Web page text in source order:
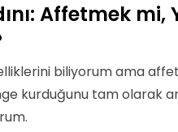
Affetmek mi,
biliyorum ama
kurduğunu tam olarak